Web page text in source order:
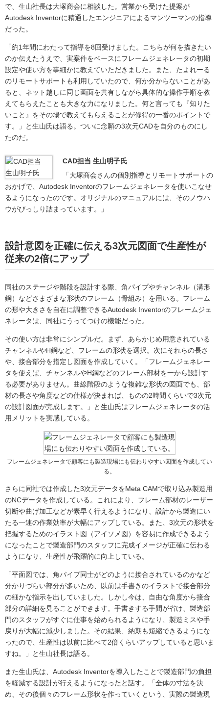
で、生山社長は大塚商会に相談した。営業から受けた提案が
Autodesk Inventorに精通したエンジニアによるマンツーマンの指導
だった。
「約1年間にわたって指導を8回受けました。こちらが何を描きたい
のか伝えたうえで、実案件をベースにフレームジェネレータの初期
設定や使い方を事細かに教えていただきました。また、たよれーる
のリモートサポートも利用していたので、何か分からないことがあ
ると、ネット越しに同じ画面を共有しながら具体的な操作手順を教
えてもらえたことも大きな力になりました。何と言っても『知りた
いこと』をその場で教えてもらえることが修得の一番のポイントで
す。」と生山氏は語る。ついに念願の3次元CADを自分のものにし
たのだ。
CAD担当 生山明子氏
「大塚商会さんの個別指導とリモートサポートの
おかげで、Autodesk Inventorのフレームジェネレータを使いこなせ
るようになったのです。オリジナルのマニュアルには、そのノウハ
ウがびっしり詰まっています。」
設計意図を正確に伝える3次元図面で生産性が
従来の2倍にアップ
同社のステージや階段を設計する際、角パイプやチャンネル（溝形
鋼）などさまざまな形状のフレーム（骨組み）を用いる。フレーム
の形や大きさを自在に調整できるAutodesk Inventorのフレームジェ
ネレータは、同社にうってつけの機能だった。
その使い方は非常にシンプルだ。まず、あらかじめ用意されている
チャンネルやH鋼など、フレームの形状を選択。次にそれらの長さ
や、接合部分を指定し図面を作成していく。「フレームジェネレー
タを使えば、チャンネルやH鋼などのフレーム部材を一から設計す
る必要がありません。曲線階段のような複雑な形状の図面でも、部
材の長さや角度などの仕様が決まれば、ものの2時間くらいで3次元
の設計図面が完成します。」と生山氏はフレームジェネレータの活
用メリットを実感している。
フレームジェネレータで顧客にも製造現場にも伝わりやすい図面を作成してい
る。
さらに同社では作成した3次元データをMeta CAMで取り込み製造用
のNCデータを作成している。これにより、フレーム部材のレーザー
切断や曲げ加工などが素早く行えるようになり、設計から製造にい
たる一連の作業効率が大幅にアップしている。また、3次元の形状を
把握するためのイラスト図（アイソメ図）を容易に作成できるよう
になったことで製造部門のスタッフに完成イメージが正確に伝わる
ようになり、生産性が飛躍的に向上している。
「平面図では、角パイプ同士がどのように接合されているのかなど
分かりづらい部分が多いため、以前は手書きのイラストで接合部分
の細かな指示を出していました。しかし今は、自由な角度から接合
部分の詳細を見ることができます。手書きする手間が省け、製造部
門のスタッフがすぐに仕事を始められるようになり、製造ミスや手
戻りが大幅に減少しました。その結果、納期も短縮できるようにな
ったので、生産性は以前に比べて2倍くらいアップしていると思いま
すね。」と生山社長は語る。
また生山氏は、Autodesk Inventorを導入したことで製造部門の負担
を軽減する設計が行えるようになったと話す。「全体の寸法を決
め、その後個々のフレーム形状を作っていくという、実際の製造現